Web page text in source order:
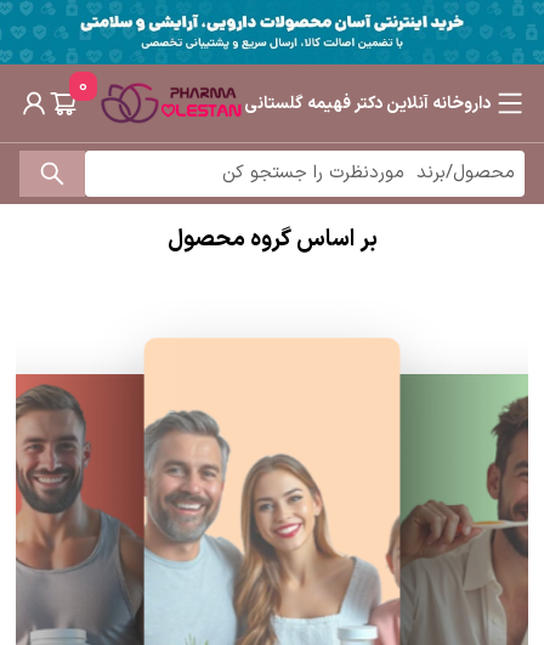
داروخانه آنلاین دکتر فهیمه گلستانی
0
بر اساس گروه محصول